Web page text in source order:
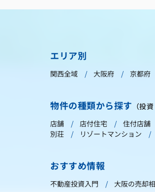
エリア別
関西全域 大阪府 京都府
物件の種類から探す （投
店舗
店付住宅 住付店舗
別荘
リゾートマンション
おすすめ情報
不動産投資入門 大阪の売却